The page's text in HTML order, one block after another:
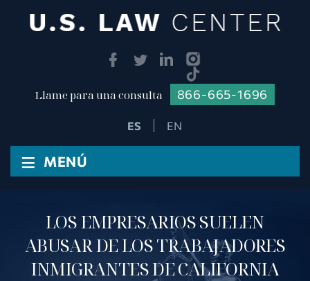
Llame para una consulta 866-665-1696
EN
≡ MENÚ
LOS EMPRESARIOS SUELEN
ABUSAR DE LOS TRABAJADORES
INMIGRANTES DE CALIFORNIA